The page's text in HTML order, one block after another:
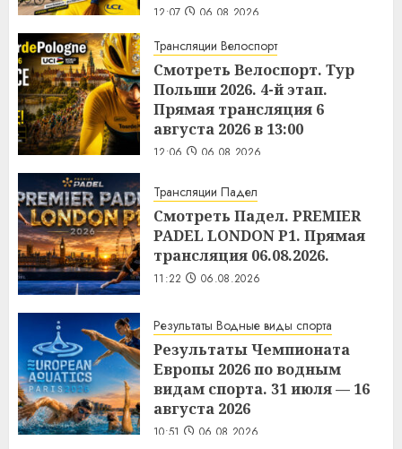
12:07 06.08.2026
Трансляции Велоспорт
Смотреть Велоспорт. Тур
Польши 2026. 4-й этап.
Прямая трансляция 6
августа 2026 в 13:00
12:06 06.08.2026
Трансляции Падел
Смотреть Падел. PREMIER
PADEL LONDON P1. Прямая
трансляция 06.08.2026.
11:22 06.08.2026
Результаты Водные виды спорта
Результаты Чемпионата
Европы 2026 по водным
видам спорта. 31 июля — 16
августа 2026
10:51 06.08.2026